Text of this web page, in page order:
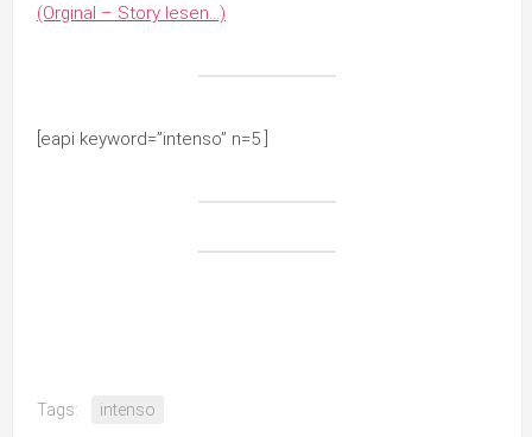
(Orginal – Story lesen…)
[eapi keyword=”intenso” n=5 ]
Tags: intenso